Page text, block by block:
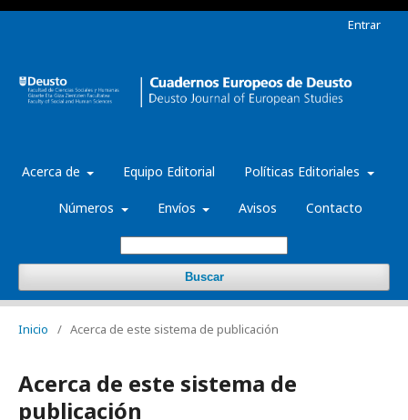
Acerca de Equipo Editorial Políticas Editoriales
Números Envíos Avisos Contacto
Buscar
Entrar
Inicio / Acerca de este sistema de publicación
Acerca de este sistema de
publicación